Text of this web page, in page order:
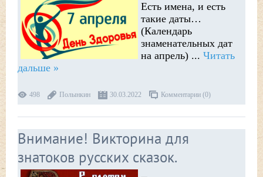
Есть имена, и есть
такие даты…
(Календарь
знаменательных дат
на апрель) ... Читать
дальше »
498 Полынкин 30.03.2022 Комментарии (0)
Внимание! Викторина для
знатоков русских сказок.